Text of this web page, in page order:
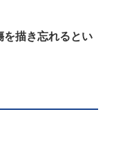
を描き忘れるとい